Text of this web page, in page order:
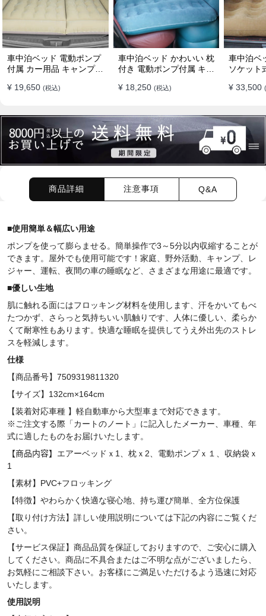
車中泊ベッド 電動ポンプ
付属 カー用品 キャンプ用
普通車適用
¥ 19,650 (税込)
車中泊ベッド かわいい 枕
付き 電動ポンプ付属 キャ
通車 SUV
¥ 18,250 (税込)
車中泊ベッド 厚
ソケット式 キャン
普通車
¥ 33,500
商品詳細 注意事項 Q&A
■使用簡単＆幅広い用途
ポンプを使って膨らませる。簡単操作で3～5分以内収縮することが
できます。屋外でも使用可能です！家庭、野外活動、キャンプ、レ
ジャー、運転、夜間の車の睡眠など、さまざまな用途に最適です。
■優しい生地
肌に触れる面にはフロッキング材料を使用します、汗をかいてもべ
たつかず、さらっと気持ちいい肌触りです、人体に優しい、柔らか
くて耐寒性もあります。快適な睡眠を提供してうえ外出先のストレ
スを軽減します。
仕様
【商品番号】7509319811320
【サイズ】132cm×164cm
【装着対応車種 】軽自動車から大型車まで対応できます。
※ご注文する際「カートのノート」に記入したメーカー、車種、年
式に適したものをお届けいたします。
【商品内容】 エアーベッドｘ1、枕ｘ2、電動ポンプｘ１、収納袋ｘ
1
【素材】PVC+フロッキング
【特徴】やわらかく快適な寝心地、持ち運び簡単、全方位保護
【取り付け方法】詳しい使用説明については下記の内容にご覧くだ
さい。
【サービス保証】商品品質を保証しておりますので、ご安心に購入
してください。商品に不具合またはご不明な点がございましたら、
お気軽にご相談下さい。お客様にご満足いただけるよう迅速に対応
いたします。
使用説明